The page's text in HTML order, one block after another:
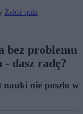
Załóż quiz
bez problemu
- dasz radę?
nie poszło w